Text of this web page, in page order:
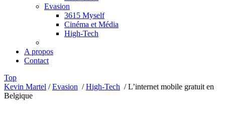
Evasion
3615 Myself
Cinéma et Média
High-Tech
A propos
Contact
Top
Kevin Martel /Evasion /High-Tech /L’internet mobile gratuit en
Belgique